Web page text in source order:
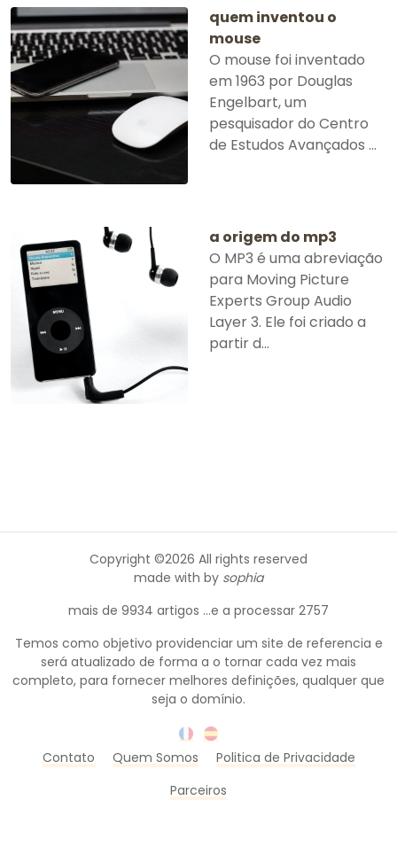
quem inventou o
mouse
O mouse foi inventado
em 1963 por Douglas
Engelbart, um
pesquisador do Centro
de Estudos Avançados ...
a origem do mp3
O MP3 é uma abreviação
para Moving Picture
Experts Group Audio
Layer 3. Ele foi criado a
partir d...
Copyright ©2026 All rights reserved
made with by sophia
mais de 9934 artigos ...e a processar 2757
Temos como objetivo providenciar um site de referencia e
será atualizado de forma a o tornar cada vez mais
completo, para fornecer melhores definições, qualquer que
seja o domínio.
Contato Quem Somos
Politica de Privacidade
Parceiros